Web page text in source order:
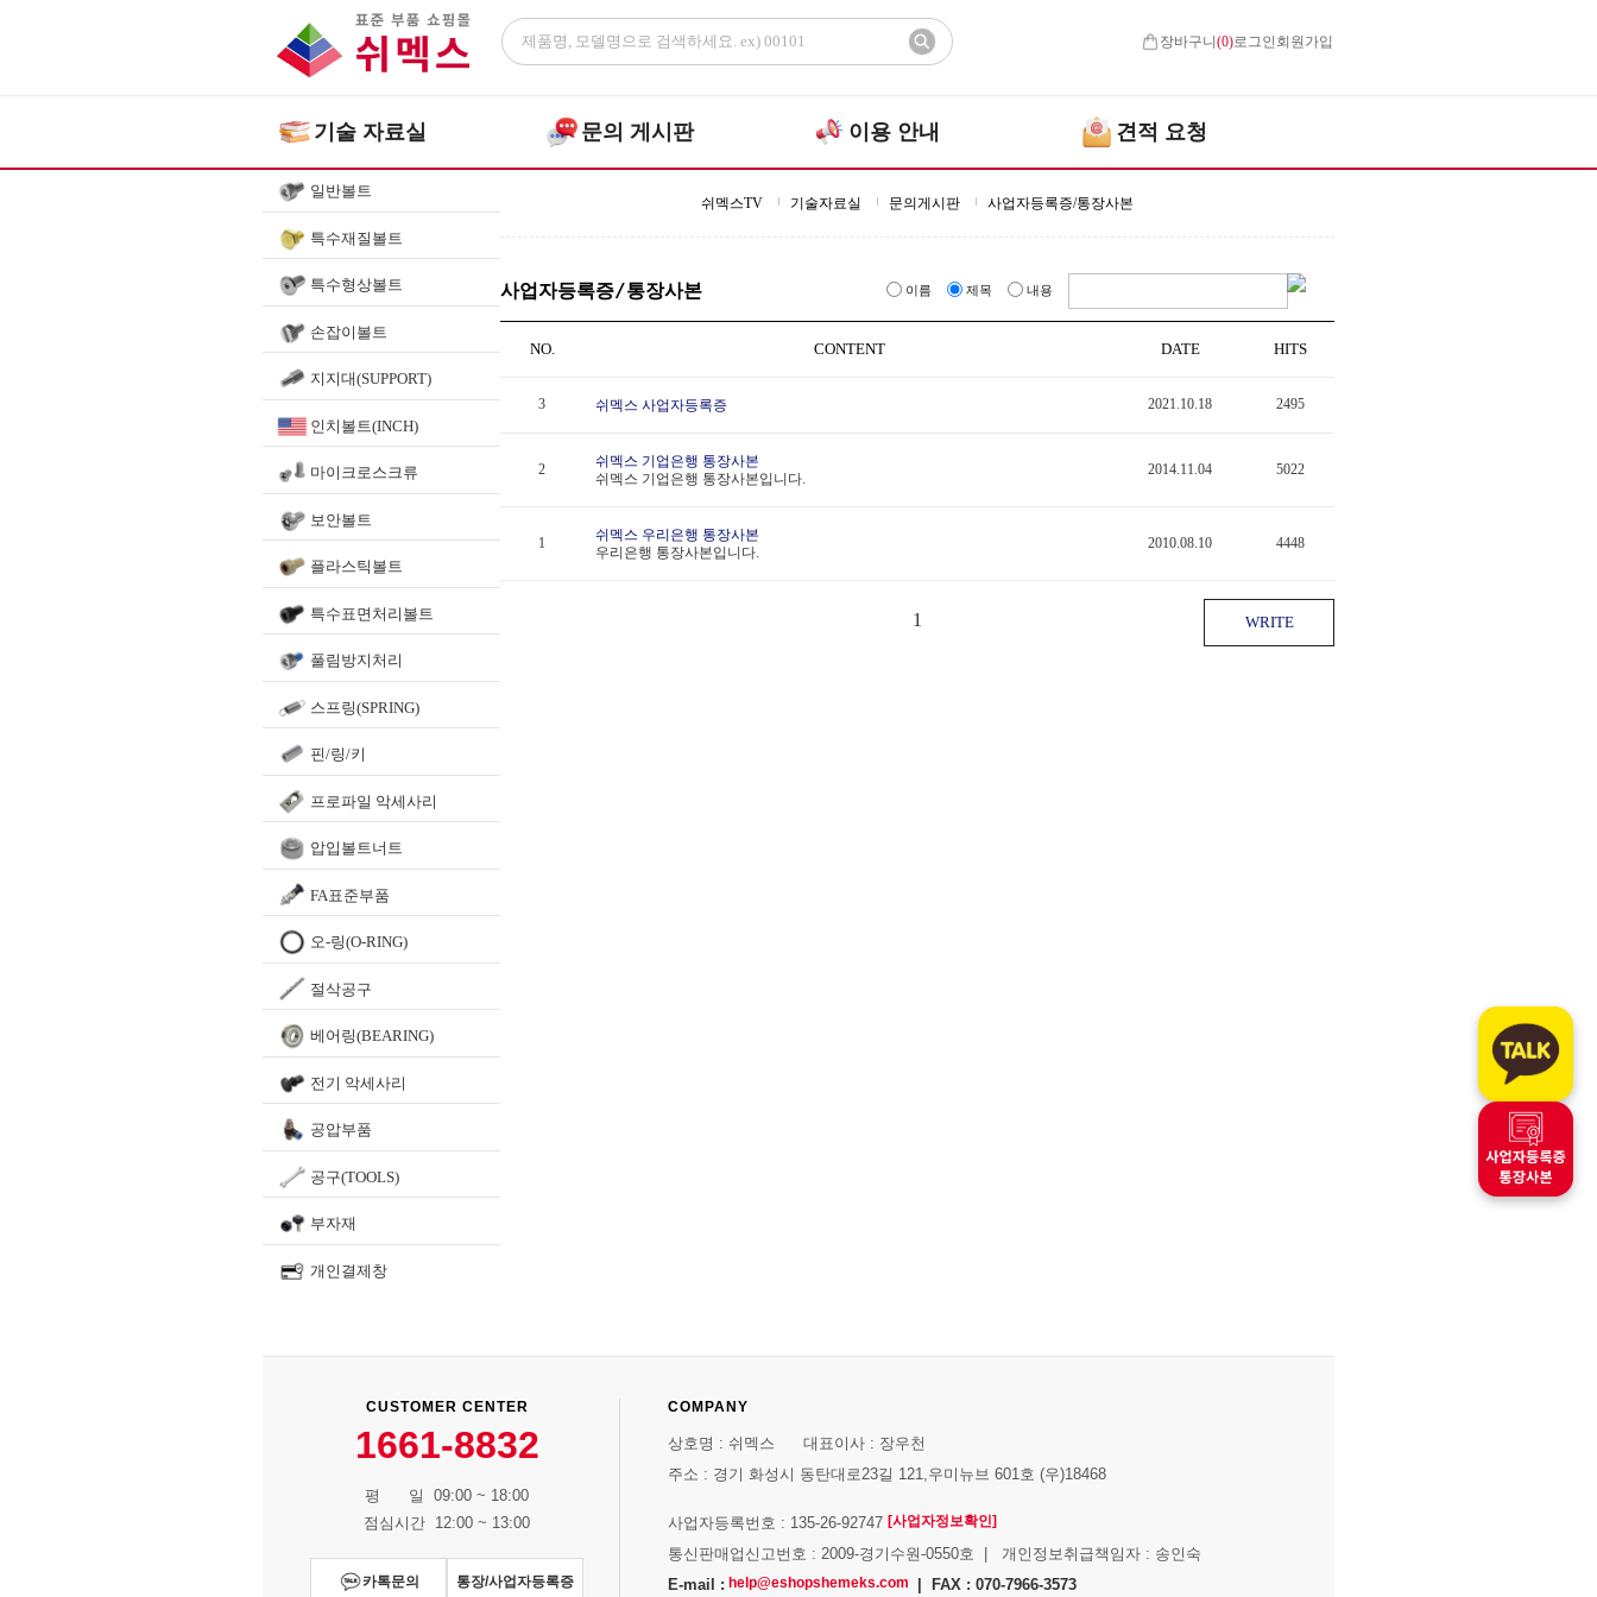
장바구니(0)로그인 회원가입
기술 자료실 문의 게시판 이용 안내 견적 요청
일반볼트
특수재질볼트
특수형상볼트
손잡이볼트
지지대(SUPPORT)
인치볼트(INCH)
마이크로스크류
보안볼트
플라스틱볼트
특수표면처리볼트
풀림방지처리
스프링(SPRING)
핀/링/키
프로파일 악세사리
압입볼트너트
FA표준부품
오-링(O-RING)
절삭공구
베어링(BEARING)
전기 악세사리
공압부품
공구(TOOLS)
부자재
개인결제창
쉬멕스TV 기술자료실 문의게시판 사업자등록증/통장사본
사업자등록증/통장사본 이름 제목 내용
NO. CONTENT DATE HITS
3 쉬멕스 사업자등록증 2021.10.18 2495
2
쉬멕스 기업은행 통장사본
쉬멕스 기업은행 통장사본입니다.
2014.11.04 5022
1
쉬멕스 우리은행 통장사본
우리은행 통장사본입니다.
2010.08.10 4448
WRITE
1
CUSTOMER CENTER
1661-8832
평 일 09:00 ~ 18:00
점심시간 12:00 ~ 13:00
카톡문의 통장/사업자등록증
COMPANY
상호명 : 쉬멕스 대표이사 : 장우천
주소 : 경기 화성시 동탄대로23길 121,우미뉴브 601호 (우)18468
사업자등록번호 : 135-26-92747 [사업자정보확인]
통신판매업신고번호 : 2009-경기수원-0550호 | 개인정보취급책임자 : 송인숙
E-mail : help@eshopshemeks.com | FAX : 070-7966-3573